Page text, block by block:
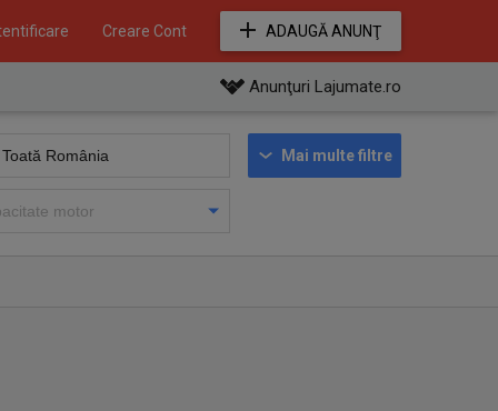
Creare Cont ADAUGĂ ANUNŢ
Anunţuri Lajumate.ro
Mai multe filtre